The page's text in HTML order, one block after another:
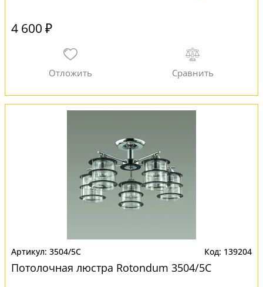
4 600 ₽
3504/5C 139204
Потолочная люстра Rotondum 3504/5C